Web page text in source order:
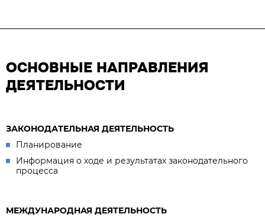
ОСНОВНЫЕ НАПРАВЛЕНИЯ
ДЕЯТЕЛЬНОСТИ
ЗАКОНОДАТЕЛЬНАЯ ДЕЯТЕЛЬНОСТЬ
Планирование
Информация о ходе и результатах законодательного
процесса
МЕЖДУНАРОДНАЯ ДЕЯТЕЛЬНОСТЬ